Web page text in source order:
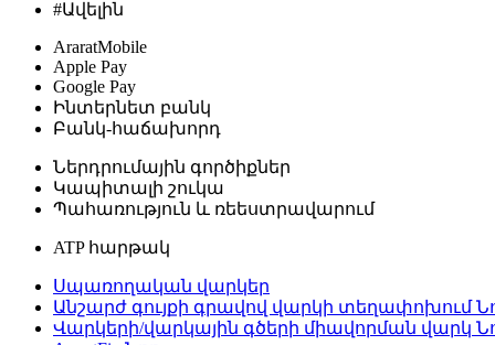
#Ավելին
AraratMobile
Apple Pay
Google Pay
Ինտերնետ բանկ
Բանկ-հաճախորդ
Ներդրումային գործիքներ
Կապիտալի շուկա
Պահառություն և ռեեստրավարում
ATP հարթակ
Սպառողական վարկեր
Անշարժ գույքի գրավով վարկի տեղափոխում
Վարկերի/վարկային գծերի միավորման վարկ